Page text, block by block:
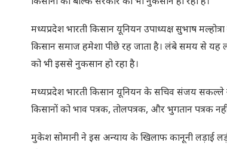
मध्यप्रदेश भारती किसान यूनियन उपाध्यक्ष सुभाष
किसान समाज हमेशा पीछे रह जाता है। लंबे समय से यह
को भी इससे नुकसान हो रहा है।
मध्यप्रदेश भारती किसान यूनियन के सचिव संजय सकल्ले
किसानों को भाव पत्रक, तोलपत्रक, और भुगतान पत्रक
मुकेश सोमानी ने इस अन्याय के खिलाफ कानूनी लड़ाई लड़ी